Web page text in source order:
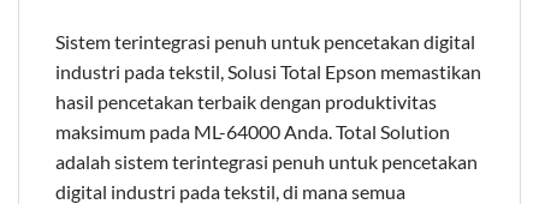
Sistem terintegrasi penuh untuk pencetakan digital
industri pada tekstil, Solusi Total Epson memastikan
hasil pencetakan terbaik dengan produktivitas
maksimum pada ML-64000 Anda. Total Solution
adalah sistem terintegrasi penuh untuk pencetakan
digital industri pada tekstil, di mana semua